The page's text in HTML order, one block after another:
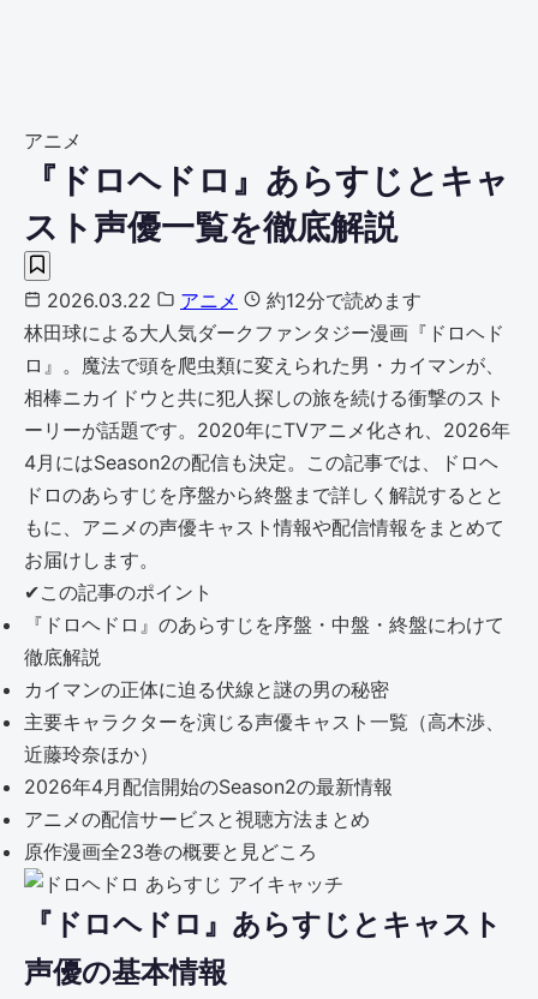
アニメ
『ドロヘドロ』あらすじとキャ
スト声優一覧を徹底解説
2026.03.22 アニメ
約12分で読めます
林田球による大人気ダークファンタジー漫画『ドロヘド
ロ』。魔法で頭を爬虫類に変えられた男・カイマンが、
相棒ニカイドウと共に犯人探しの旅を続ける衝撃のスト
ーリーが話題です。2020年にTVアニメ化され、2026年
4月にはSeason2の配信も決定。この記事では、ドロヘ
ドロのあらすじを序盤から終盤まで詳しく解説するとと
もに、アニメの声優キャスト情報や配信情報をまとめて
お届けします。
✔この記事のポイント
『ドロヘドロ』のあらすじを序盤・中盤・終盤にわけて
徹底解説
カイマンの正体に迫る伏線と謎の男の秘密
主要キャラクターを演じる声優キャスト一覧（高木渉、
近藤玲奈ほか）
2026年4月配信開始のSeason2の最新情報
アニメの配信サービスと視聴方法まとめ
原作漫画全23巻の概要と見どころ
『ドロヘドロ』あらすじとキャスト
声優の基本情報